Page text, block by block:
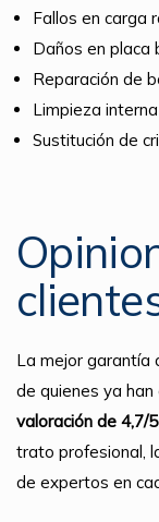
Fallos en carga
Daños en placa
Reparación de
Limpieza
Sustitución de
La mejor garantía
de quienes ya
valoración de 4,7/
trato profesional,
de expertos en